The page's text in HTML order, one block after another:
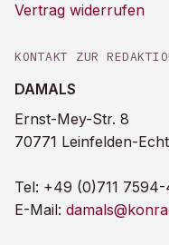
Vertrag widerrufen
KONTAKT ZUR
DAMALS
Ernst-Mey-Str. 8
70771 Leinfelden-
Tel: +49 (0)711
E-Mail: